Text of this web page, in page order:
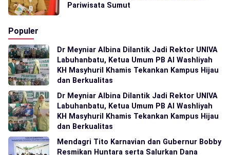
Pariwisata Sumut
Populer
Dr Meyniar Albina Dilantik Jadi Rektor UNIVA
Labuhanbatu, Ketua Umum PB Al Washliyah
KH Masyhuril Khamis Tekankan Kampus Hijau
dan Berkualitas
Dr Meyniar Albina Dilantik Jadi Rektor UNIVA
Labuhanbatu, Ketua Umum PB Al Washliyah
KH Masyhuril Khamis Tekankan Kampus Hijau
dan Berkualitas
Mendagri Tito Karnavian dan Gubernur Bobby
Resmikan Huntara serta Salurkan Dana